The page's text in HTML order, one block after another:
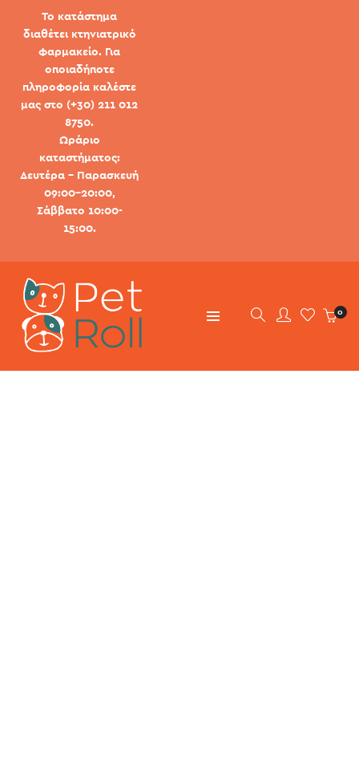
Το κατάστημα
διαθέτει κτηνιατρικό
φαρμακείο. Για
οποιαδήποτε
πληροφορία καλέστε
μας στο (+30) 211 012
8750.
Ωράριο
καταστήματος:
Δευτέρα - Παρασκευή
09:00-20:00,
Σάββατο 10:00-
15:00.
0